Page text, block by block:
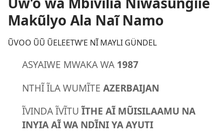
Makũlyo Ala Naĩ Namo
ŨVOO ŨŨ ŨELEETW’E NĨ MAYLI GÜNDEL
ASYAIWE MWAKA WA 1987
NTHĨ ĨLA WUMĨTE AZERBAIJAN
ĨVINDA ĨVĨTUĨTHE AĨ MŨISILAAMU NA
INYIA AĨ WA NDĨNI YA AYUTI